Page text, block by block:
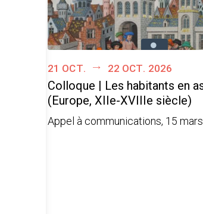
21 oct. 22 oct. 2026
Colloque | Les habitants en
(Europe, XIIe-XVIIIe siècle)
Appel à communications, 15